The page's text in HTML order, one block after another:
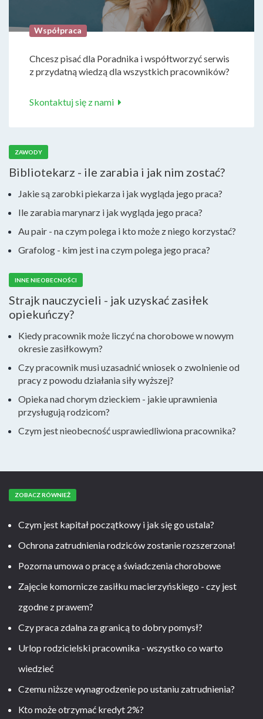
Współpraca
Chcesz pisać dla Poradnika i współtworzyć serwis
z przydatną wiedzą dla wszystkich pracowników?
Skontaktuj się z nami
ZAWODY
Bibliotekarz - ile zarabia i jak nim zostać?
Jakie są zarobki piekarza i jak wygląda jego praca?
Ile zarabia marynarz i jak wygląda jego praca?
Au pair - na czym polega i kto może z niego korzystać?
Grafolog - kim jest i na czym polega jego praca?
INNE NIEOBECNOŚCI
Strajk nauczycieli - jak uzyskać zasiłek
opiekuńczy?
Kiedy pracownik może liczyć na chorobowe w nowym
okresie zasiłkowym?
Czy pracownik musi uzasadnić wniosek o zwolnienie od
pracy z powodu działania siły wyższej?
Opieka nad chorym dzieckiem - jakie uprawnienia
przysługują rodzicom?
Czym jest nieobecność usprawiedliwiona pracownika?
ZOBACZ RÓWNIEŻ
Czym jest kapitał początkowy i jak się go ustala?
Ochrona zatrudnienia rodziców zostanie rozszerzona!
Pozorna umowa o pracę a świadczenia chorobowe
Zajęcie komornicze zasiłku macierzyńskiego - czy jest
zgodne z prawem?
Czy praca zdalna za granicą to dobry pomysł?
Urlop rodzicielski pracownika - wszystko co warto
wiedzieć
Czemu niższe wynagrodzenie po ustaniu zatrudnienia?
Kto może otrzymać kredyt 2%?